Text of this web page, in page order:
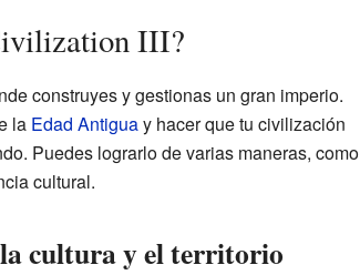
III?
construyes y gestionas un gran imperio.
la Edad Antiguay hacer que tu civilización
Puedes lograrlo de varias maneras, como
cultural.
cultura y el territorio